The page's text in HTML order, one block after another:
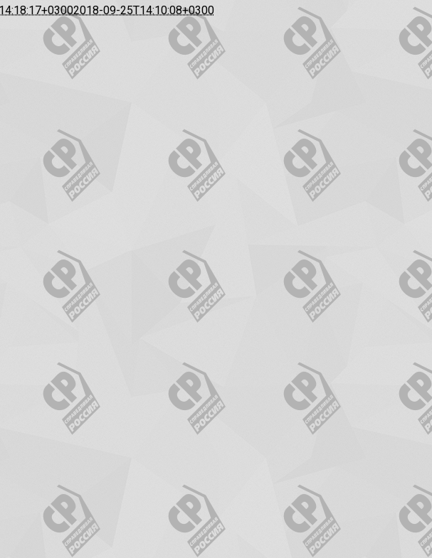
2018-09-25T14:10:08+0300